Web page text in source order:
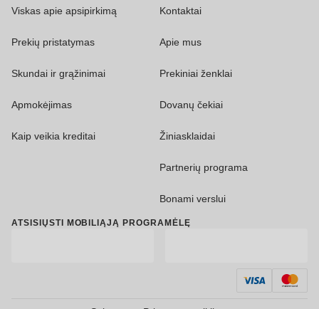
Viskas apie apsipirkimą
Prekių pristatymas
Skundai ir grąžinimai
Apmokėjimas
Kaip veikia kreditai
Kontaktai
Apie mus
Prekiniai ženklai
Dovanų čekiai
Žiniasklaidai
Partnerių programa
Bonami verslui
ATSISIŲSTI MOBILIĄJĄ PROGRAMĖLĘ